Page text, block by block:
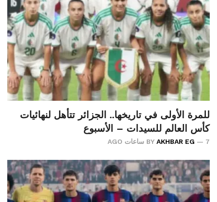
للمرة الأولى في تاريخها.. الجزائر تتأهل لنهائيات
كأس العالم للسيدات – الأسبوع
BY AKHBAR EG 7 ساعات AGO